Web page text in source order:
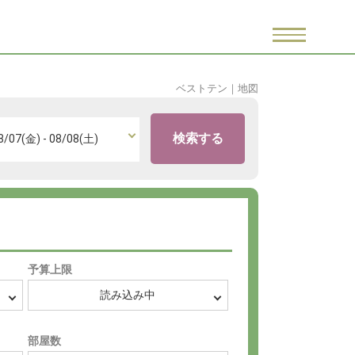
地図
｜
ベストテン
検索する
予算上限
部屋数